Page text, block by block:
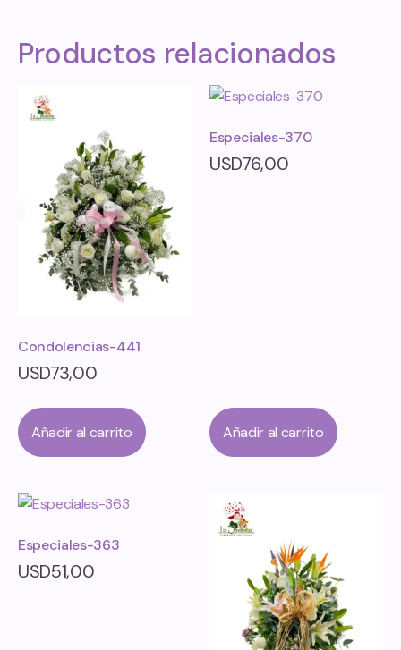
Productos relacionados
Condolencias-441
USD73,00
Añadir al carrito
Especiales-370
USD76,00
Añadir al carrito
Especiales-363
USD51,00